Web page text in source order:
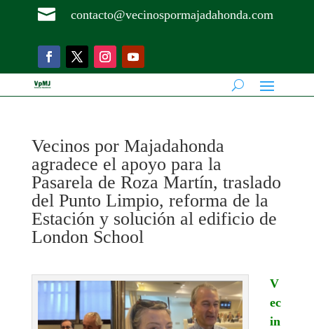
 contacto@vecinospormajadahonda.com
Vecinos por Majadahonda
agradece el apoyo para la
Pasarela de Roza Martín, traslado
del Punto Limpio, reforma de la
Estación y solución al edificio de
London School
V
ec
in